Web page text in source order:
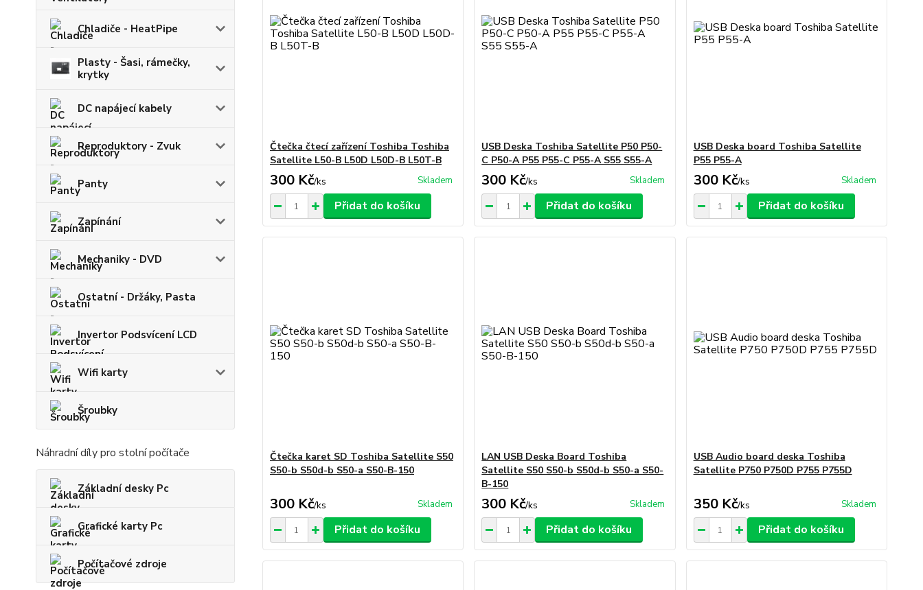
Chladiče - HeatPipe
Plasty - Šasi, rámečky,
krytky
DC napájecí kabely
Reproduktory - Zvuk
Panty
Zapínání
Mechaniky - DVD
Ostatní - Držáky, Pasta
Invertor Podsvícení LCD
Wifi karty
Šroubky
Náhradní díly pro stolní počítače
Základní desky Pc
Grafické karty Pc
Počítačové zdroje
Čtečka čtecí zařízení Toshiba Toshiba
Satellite L50-B L50D L50D-B L50T-B
300 Kč/ks Skladem
Přidat do košíku
USB Deska Toshiba Satellite P50 P50-
C P50-A P55 P55-C P55-A S55 S55-A
300 Kč/ks Skladem
Přidat do košíku
USB Deska board Toshiba Satellite
P55 P55-A
300 Kč/ks Skladem
Přidat do košíku
Čtečka karet SD Toshiba Satellite S50
S50-b S50d-b S50-a S50-B-150
300 Kč/ks Skladem
Přidat do košíku
LAN USB Deska Board Toshiba
Satellite S50 S50-b S50d-b S50-a S50-
B-150
300 Kč/ks Skladem
Přidat do košíku
USB Audio board deska Toshiba
Satellite P750 P750D P755 P755D
350 Kč/ks Skladem
Přidat do košíku